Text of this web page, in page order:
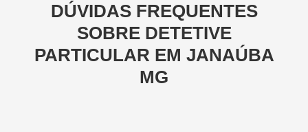
DÚVIDAS FREQUENTES
SOBRE DETETIVE
PARTICULAR EM JANAÚBA
MG